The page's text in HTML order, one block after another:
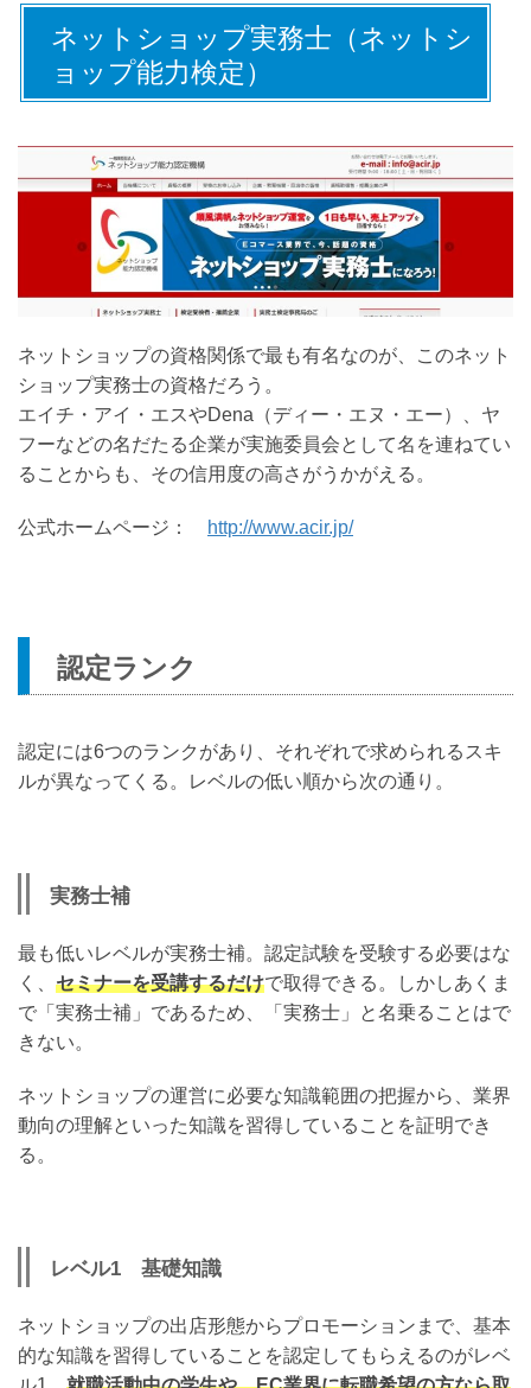
ネットショップ実務士（ネットシ
ョップ能力検定）
ネットショップの資格関係で最も有名なのが、このネット
ショップ実務士の資格だろう。
エイチ・アイ・エスやDena（ディー・エヌ・エー）、ヤ
フーなどの名だたる企業が実施委員会として名を連ねてい
ることからも、その信用度の高さがうかがえる。
公式ホームページ： http://www.acir.jp/
認定ランク
認定には6つのランクがあり、それぞれで求められるスキ
ルが異なってくる。レベルの低い順から次の通り。
実務士補
最も低いレベルが実務士補。認定試験を受験する必要はな
く、 セミナーを受講するだけで取得できる。しかしあくま
で「実務士補」であるため、「実務士」と名乗ることはで
きない。
ネットショップの運営に必要な知識範囲の把握から、業界
動向の理解といった知識を習得していることを証明でき
る。
レベル1 基礎知識
ネットショップの出店形態からプロモーションまで、基本
的な知識を習得していることを認定してもらえるのがレベ